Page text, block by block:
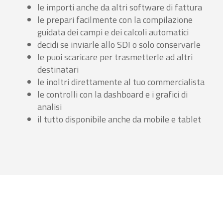
le importi anche da altri software di fattura
le prepari facilmente con la compilazione
guidata dei campi e dei calcoli automatici
decidi se inviarle allo SDI o solo conservarle
le puoi scaricare per trasmetterle ad altri
destinatari
le inoltri direttamente al tuo commercialista
le controlli con la dashboard e i grafici di
analisi
il tutto disponibile anche da mobile e tablet